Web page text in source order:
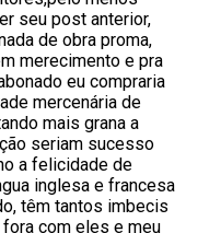
seu post anterior,
de obra proma,
merecimento e pra
eu compraria
mercenária de
mais grana a
seriam sucesso
a felicidade de
inglesa e francesa
têm tantos imbecis
com eles e meu